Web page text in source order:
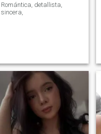
Romántica, detallista,
sincera,